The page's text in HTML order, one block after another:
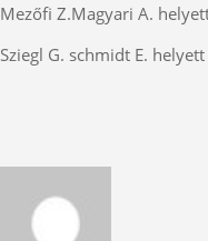
Mezőfi Z.Magyari A.
Sziegl G. schmidt E. helyett